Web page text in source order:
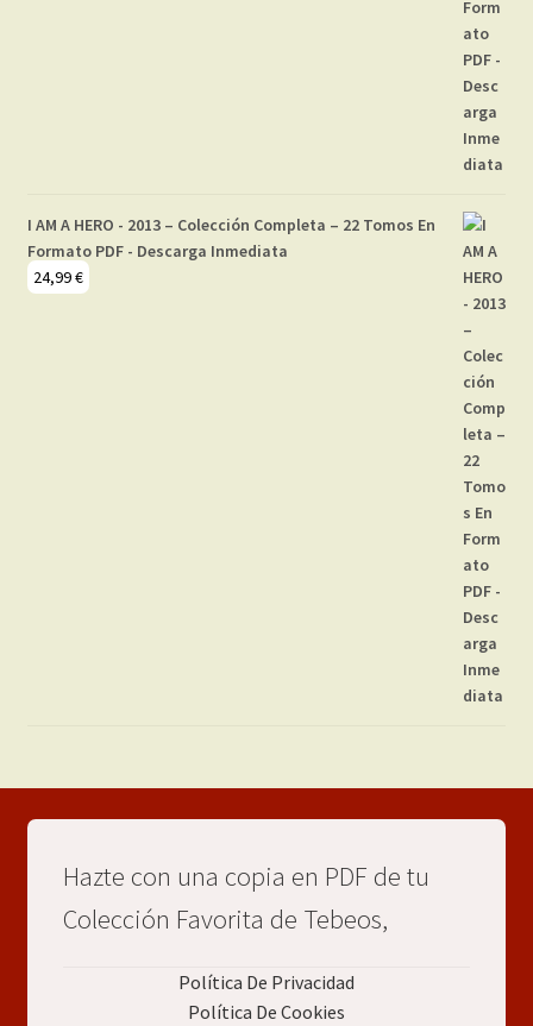
I AM A HERO - 2013 – Colección Completa – 22 Tomos En
Formato PDF - Descarga Inmediata
24,99€
Hazte con una copia en PDF de tu
Colección Favorita de Tebeos,
Política De Privacidad
Política De Cookies